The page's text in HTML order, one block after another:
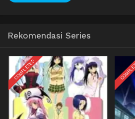
Rekomendasi Series
COMPLETED